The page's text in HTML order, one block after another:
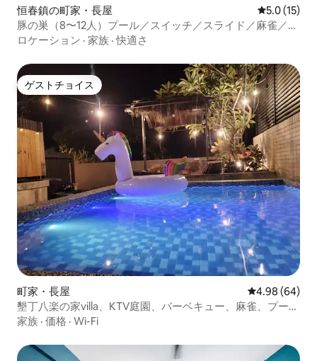
恒春鎮の町家・長屋 レビュー15
5.0 (15)
豚の巣（8〜12人）プール／スイッチ／スライド／麻雀／映
画／シンプルなスタイル／ホスピタリティ認定／駐車場／
ロケーション · 家族 ·快適さ
ゲストチョイス
ゲストチョイス
町家・長屋 レビュー64件
4.98 (64)
墾丁八楽の家villa、KTV庭園、バーベキュー、麻雀、プー
ル、恒春夜市と全聯まで徒歩3分。ルームタイプによる料金
家族 · 価格 · Wi-Fi